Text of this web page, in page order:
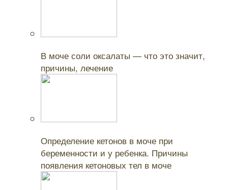
В моче соли оксалаты — что это значит,
причины, лечение
Определение кетонов в моче при
беременности и у ребенка. Причины
появления кетоновых тел в моче